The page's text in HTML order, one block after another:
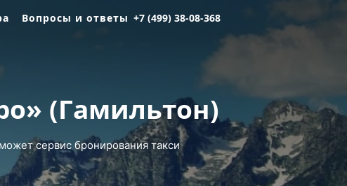
Вопросы и ответы +7 (499) 38-08-368
(Гамильтон)
сервис бронирования такси